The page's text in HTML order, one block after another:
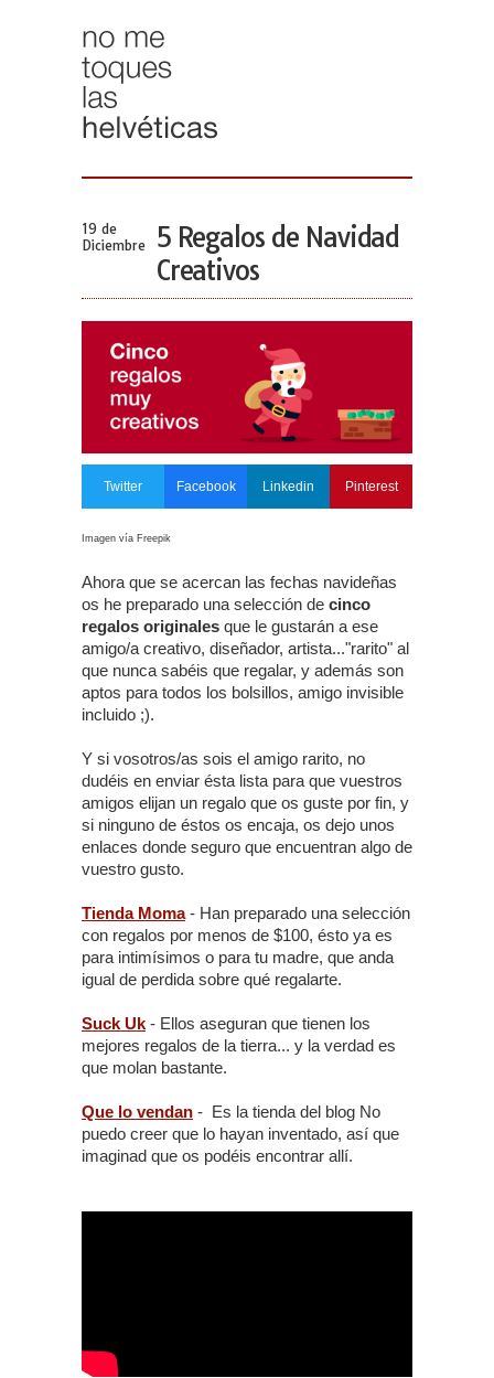
19 de
Diciembre
5 Regalos de Navidad
Creativos
Twitter Facebook Linkedin Pinterest
Imagen vía Freepik
Ahora que se acercan las fechas navideñas
os he preparado una selección de cinco
regalos originales que le gustarán a ese
amigo/a creativo, diseñador, artista..."rarito" al
que nunca sabéis que regalar, y además son
aptos para todos los bolsillos, amigo invisible
incluido ;).
Y si vosotros/as sois el amigo rarito, no
dudéis en enviar ésta lista para que vuestros
amigos elijan un regalo que os guste por fin, y
si ninguno de éstos os encaja, os dejo unos
enlaces donde seguro que encuentran algo de
vuestro gusto.
Tienda Moma- Han preparado una selección
con regalos por menos de $100, ésto ya es
para intimísimos o para tu madre, que anda
igual de perdida sobre qué regalarte.
Suck Uk - Ellos aseguran que tienen los
mejores regalos de la tierra... y la verdad es
que molan bastante.
Que lo vendan - Es la tienda del blog No
puedo creer que lo hayan inventado, así que
imaginad que os podéis encontrar allí.